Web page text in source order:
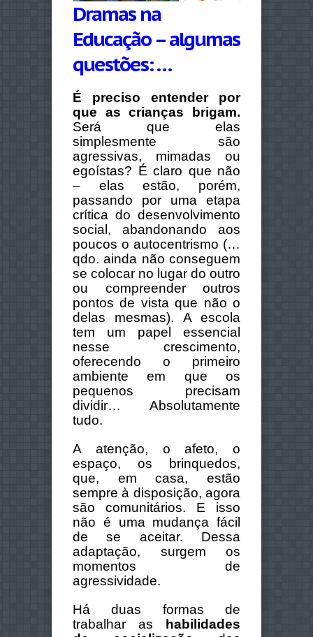
Dramas na
Educação – algumas
questões: …
É preciso entender por
que as crianças brigam.
Será que elas
simplesmente são
agressivas, mimadas ou
egoístas? É claro que não
– elas estão, porém,
passando por uma etapa
crítica do desenvolvimento
social, abandonando aos
poucos o autocentrismo (…
qdo. ainda não conseguem
se colocar no lugar do outro
ou compreender outros
pontos de vista que não o
delas mesmas). A escola
tem um papel essencial
nesse crescimento,
oferecendo o primeiro
ambiente em que os
pequenos precisam
dividir… Absolutamente
tudo.
A atenção, o afeto, o
espaço, os brinquedos,
que, em casa, estão
sempre à disposição, agora
são comunitários. E isso
não é uma mudança fácil
de se aceitar. Dessa
adaptação, surgem os
momentos de
agressividade.
Há duas formas de
trabalhar as
habilidades